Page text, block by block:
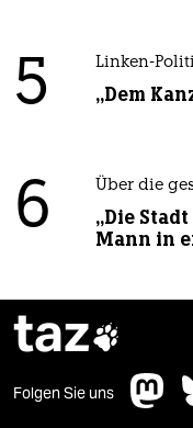
5 Linken-
„Dem
6 Über die
„Die
Mann in
taz
Folgen Sie uns